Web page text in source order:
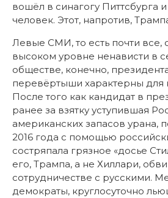
вошёл в синагогу Питтсбурга и
человек. Этот, напротив,
Левые СМИ, то есть почти все,
высоком уровне ненависти в
обществе, конечно,
перевёртыши характерны
После того как кандидат в
ранее за взятку уступившая
американских запасов урана,
2016 года с помощью
состряпала грязное «досье
его, Трампа, а не Хиллари,
сотрудничестве с русскими.
демократы, круглосуточно